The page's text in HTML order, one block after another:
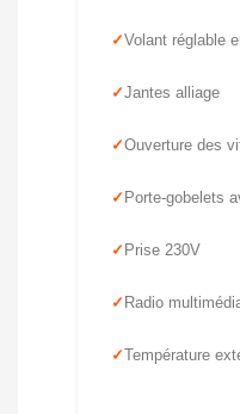
Volant réglable
Jantes alliage
Ouverture des
Porte-gobelets
Prise 230V
Radio
Température